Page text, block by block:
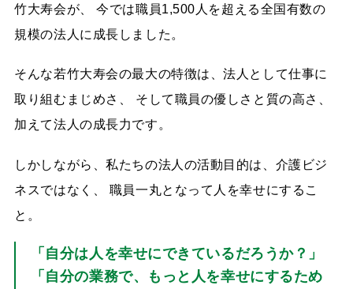
竹大寿会が、 今では職員1,500人を超える全国有数の
規模の法人に成長しました。
そんな若竹大寿会の最大の特徴は、法人として仕事に
取り組むまじめさ、 そして職員の優しさと質の高さ、
加えて法人の成長力です。
しかしながら、私たちの法人の活動目的は、介護ビジ
ネスではなく、 職員一丸となって人を幸せにするこ
と。
「自分は人を幸せにできているだろうか？」
「自分の業務で、もっと人を幸せにするため